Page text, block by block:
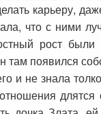
карьеру,
что с ними
рост были
появился
и не знала
длятся